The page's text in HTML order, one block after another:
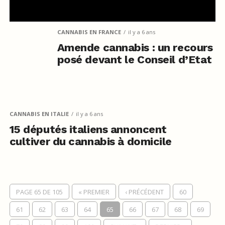
CANNABIS EN FRANCE il y a 6 ans
Amende cannabis : un recours
posé devant le Conseil d’Etat
CANNABIS EN ITALIE il y a 6 ans
15 députés italiens annoncent
cultiver du cannabis à domicile
PAGE 65 DE 105 « PREMIER ‹ PRÉCÉDENT
60
61
62 63 64 65 66 67 68
69